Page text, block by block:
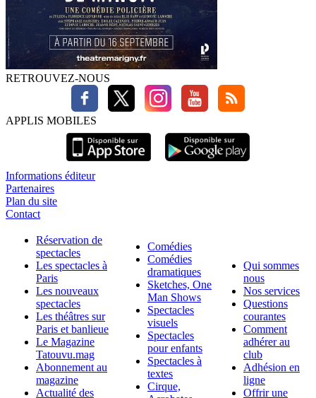
RETROUVEZ-NOUS
APPLIS MOBILES
Informations éditeur
Partenaires
Plan du site
Contact
Réservation de
spectacles
Les spectacles à
Paris
Les nouveaux
spectacles
Les théâtres sur
Paris et banlieue
Le Magazine
Tatouvu.mag
Abonnement au
magazine
Actualité des
Comédies
Comédies
dramatiques
Sketches, One
Man Shows
Spectacles
visuels
Spectacles
pour enfants
Spectacles à
textes
Cirque,
Qui sommes
nous
Nos services
Questions
courantes
Comment
adhérer au
club
Adhésion en
ligne
Offrir une